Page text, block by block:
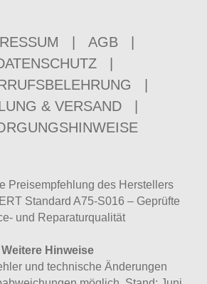
AGB
& VERSAND
Preisempfehlung des Herstellers
Standard A75-S016 – Geprüfte
und Reparaturqualität
Weitere Hinweise
und technische Änderungen